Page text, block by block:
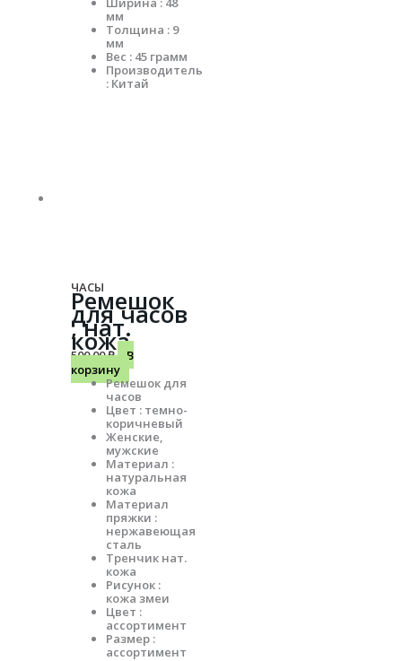
мм
Толщина : 9
мм
Вес : 45 грамм
Производитель
: Китай
ЧАСЫ
Ремешок
для часов
, нат.
кожа
500.00₽
В
корзину
Ремешок для
часов
Цвет : темно-
коричневый
Женские,
мужские
Материал :
натуральная
кожа
Материал
пряжки :
нержавеющая
сталь
Тренчик нат.
кожа
Рисунок :
кожа змеи
Цвет :
ассортимент
Размер :
ассортимент